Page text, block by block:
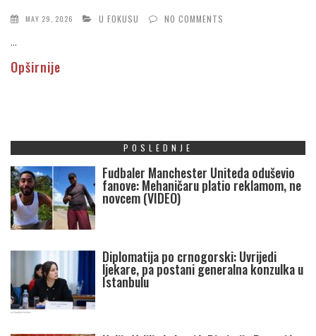
MAY 29, 2026 U FOKUSU NO COMMENTS
...
Opširnije
POSLEDNJE
Fudbaler Manchester Uniteda oduševio
fanove: Mehaničaru platio reklamom, ne
novcem (VIDEO)
Diplomatija po crnogorski: Uvrijedi
ljekare, pa postani generalna konzulka u
Istanbulu